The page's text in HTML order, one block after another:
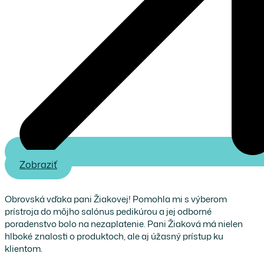
Zobraziť
Obrovská vďaka pani Žiakovej! Pomohla mi s výberom
prístroja do môjho salónus pedikúrou a jej odborné
poradenstvo bolo na nezaplatenie. Pani Žiaková má nielen
hlboké znalosti o produktoch, ale aj úžasný prístup ku
klientom.